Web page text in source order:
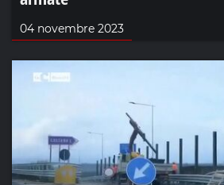
04 novembre 2023